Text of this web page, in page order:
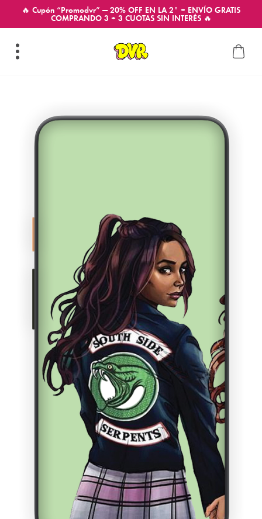
🔥 Cupón “Promodvr” — 20% OFF EN LA 2° + ENVÍO GRATIS
COMPRANDO 3 + 3 CUOTAS SIN INTERÉS 🔥